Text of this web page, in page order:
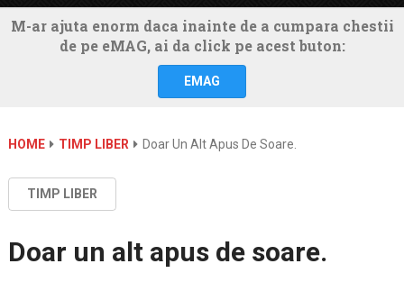
M-ar ajuta enorm daca inainte de a cumpara chestii
de pe eMAG, ai da click pe acest buton:
EMAG
HOME TIMP LIBER Doar Un Alt Apus De Soare.
TIMP LIBER
Doar un alt apus de soare.